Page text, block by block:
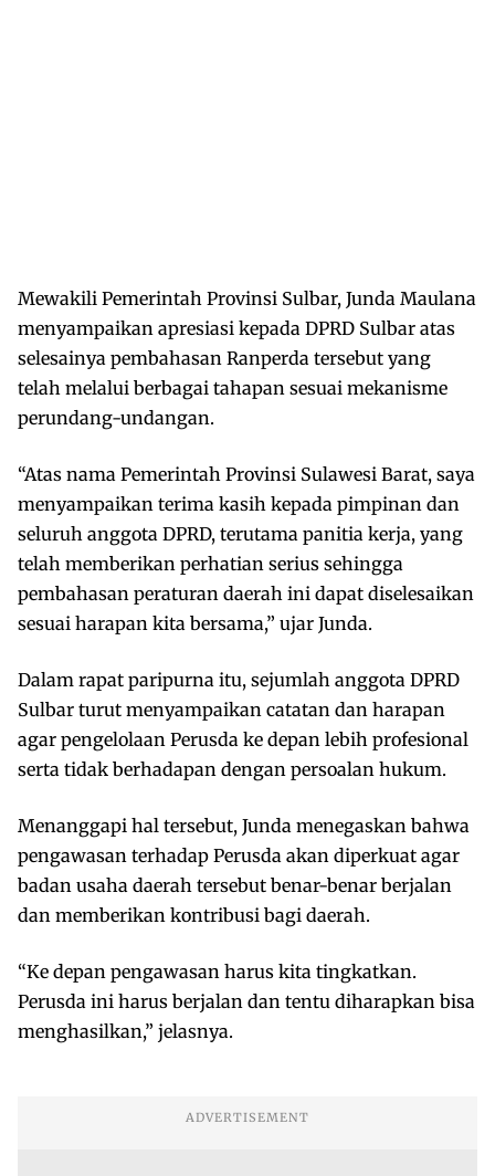
Mewakili Pemerintah Provinsi Sulbar, Junda Maulana
menyampaikan apresiasi kepada DPRD Sulbar atas
selesainya pembahasan Ranperda tersebut yang
telah melalui berbagai tahapan sesuai mekanisme
perundang-undangan.
“Atas nama Pemerintah Provinsi Sulawesi Barat, saya
menyampaikan terima kasih kepada pimpinan dan
seluruh anggota DPRD, terutama panitia kerja, yang
telah memberikan perhatian serius sehingga
pembahasan peraturan daerah ini dapat diselesaikan
sesuai harapan kita bersama,” ujar Junda.
Dalam rapat paripurna itu, sejumlah anggota DPRD
Sulbar turut menyampaikan catatan dan harapan
agar pengelolaan Perusda ke depan lebih profesional
serta tidak berhadapan dengan persoalan hukum.
Menanggapi hal tersebut, Junda menegaskan bahwa
pengawasan terhadap Perusda akan diperkuat agar
badan usaha daerah tersebut benar-benar berjalan
dan memberikan kontribusi bagi daerah.
“Ke depan pengawasan harus kita tingkatkan.
Perusda ini harus berjalan dan tentu diharapkan bisa
menghasilkan,” jelasnya.